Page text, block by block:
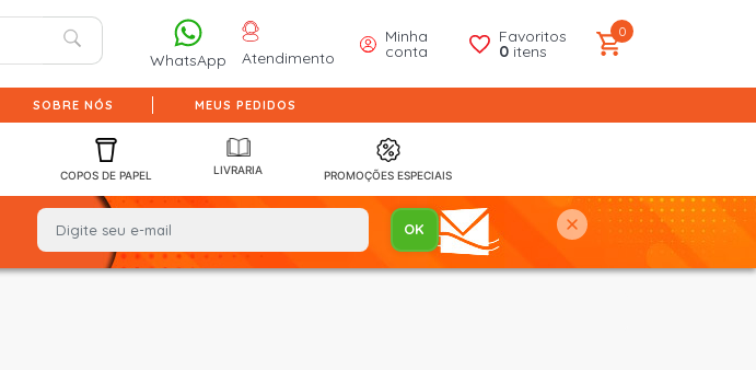
WhatsApp Atendimento
Minha
conta
Favoritos
0 itens
0
SOBRE NÓS MEUS PEDIDOS
COPOS DE PAPEL LIVRARIA PROMOÇÕES ESPECIAIS